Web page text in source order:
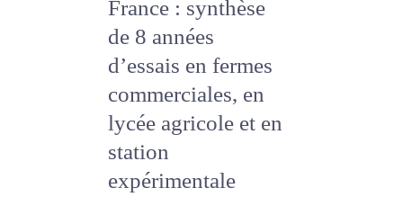
: synthèse de 8
années d’essais en
fermes
commerciales, en
lycée agricole et en
station
expérimentale